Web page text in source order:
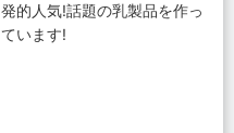
発的人気!話題の乳製品を作っ
ています!